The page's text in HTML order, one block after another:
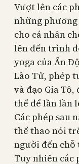
Vượt lên các
những
cho cá nhân
lên đến trình
yoga của Ấn
Lão Tử, phép
và đạo Gia Tô,
thể để lần lần
Các phép sau
thể thao nói
người đến
Tuy nhiên các